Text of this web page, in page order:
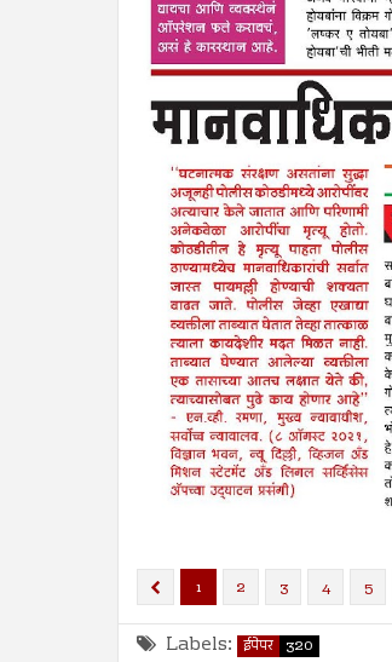
1 2 3 4 5
Labels: ईपेपर 320